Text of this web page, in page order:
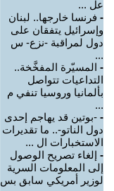
عل ...
- فرنسا خارجها.. لبنان
وإسرائيل يتفقان على
دول لمراقبة -نزع- س
...
- المسيّرة المفخَّخة..
التداعيات تتواصل
بألمانيا وروسيا تنفي م
...
- -بوتين قد يهاجم إحدى
دول الناتو-.. ما تقديرات
الاستخبارات ال ...
- إلغاء تصريح الوصول
إلى المعلومات السرية
لوزير أمريكي سابق بس